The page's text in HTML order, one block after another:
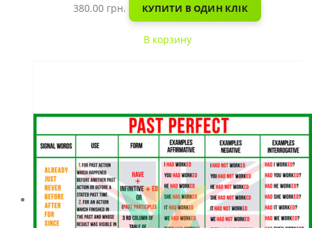
380.00 грн. КУПИТИ В ОДИН КЛІК
В корзину